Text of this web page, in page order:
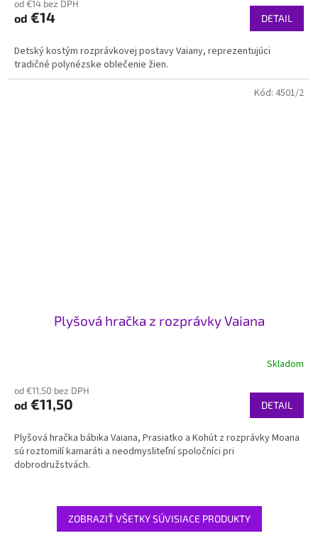
od €14 bez DPH
od €14 DETAIL
Detský kostým rozprávkovej postavy Vaiany, reprezentujúci
tradičné polynézske oblečenie žien.
Plyšová hračka z rozprávky Vaiana
Skladom
od €11,50 bez DPH
od €11,50 DETAIL
Plyšová hračka bábika Vaiana, Prasiatko a Kohút z rozprávky Moana
sú roztomilí kamaráti a neodmysliteľní spoločníci pri
dobrodružstvách.
Kód: 4501/2
ZOBRAZIŤ VŠETKY SÚVISIACE PRODUKTY